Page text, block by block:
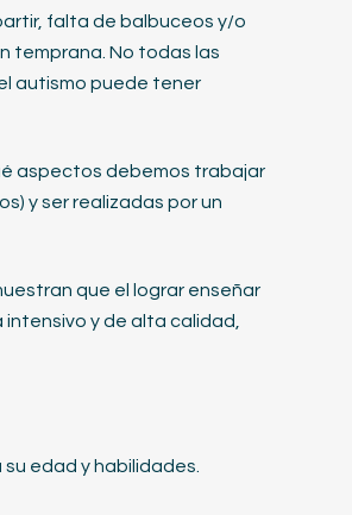
falta de balbuceos y/o
temprana. No todas las
autismo puede tener
aspectos debemos trabajar
y ser realizadas por un
que el lograr enseñar
y de alta calidad,
edad y habilidades.